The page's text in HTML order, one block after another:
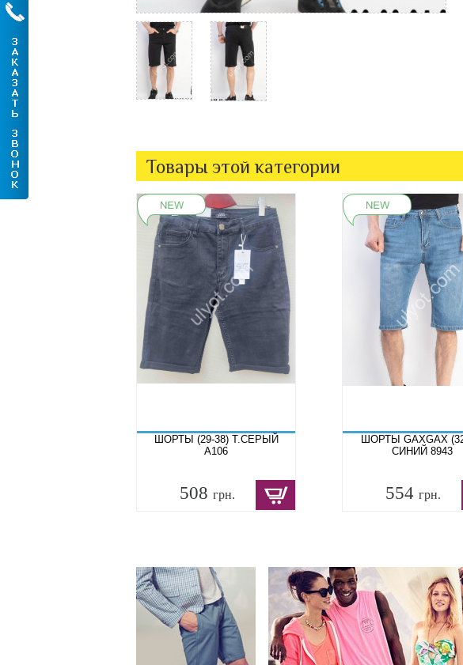
Товары этой категории
ШОРТЫ (29-38) Т.СЕРЫЙ
A106
508 грн.
ШОРТЫ GAXGAX
СИНИЙ 8943
554 грн.